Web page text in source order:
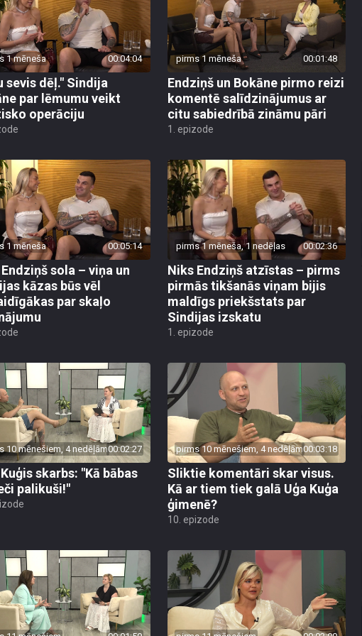
1 mēneša 00:04:04
sevis dēļ." Sindija
par lēmumu veikt
operāciju
pirms 1 mēneša 00:01:48
Endziņš un Bokāne pirmo reizi
komentē salīdzinājumus ar
citu sabiedrībā zināmu pāri
1. epizode
1 mēneša 00:05:14
sola – viņa un
kāzas būs vēl
par skaļo
pirms 1 mēneša, 1 nedēļas 00:02:36
Niks Endziņš atzīstas – pirms
pirmās tikšanās viņam bijis
maldīgs priekšstats par
Sindijas izskatu
1. epizode
10 mēnešiem, 4 nedēļām00:02:27
skarbs: "Kā bābas
palikuši!"
pirms 10 mēnešiem, 4 nedēļām00:03:18
Sliktie komentāri skar visus.
Kā ar tiem tiek galā Uģa Kuģa
ģimenē?
10. epizode